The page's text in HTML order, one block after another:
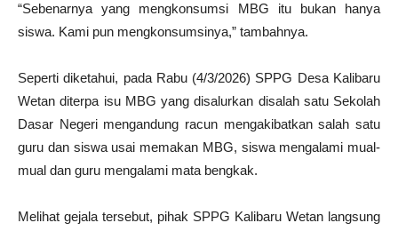
“Sebenarnya yang mengkonsumsi MBG itu bukan hanya
siswa. Kami pun mengkonsumsinya,” tambahnya.
Seperti diketahui, pada Rabu (4/3/2026) SPPG Desa Kalibaru
Wetan diterpa isu MBG yang disalurkan disalah satu Sekolah
Dasar Negeri mengandung racun mengakibatkan salah satu
guru dan siswa usai memakan MBG, siswa mengalami mual-
mual dan guru mengalami mata bengkak.
Melihat gejala tersebut, pihak SPPG Kalibaru Wetan langsung